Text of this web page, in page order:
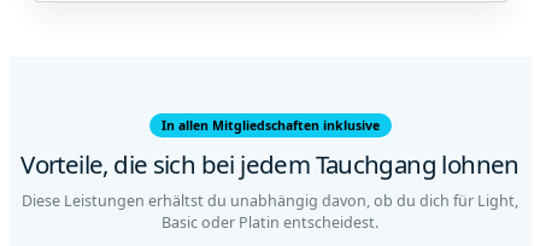
In allen Mitgliedschaften inklusive
Vorteile, die sich bei jedem Tauchgang lohnen
Diese Leistungen erhältst du unabhängig davon, ob du dich für Light,
Basic oder Platin entscheidest.